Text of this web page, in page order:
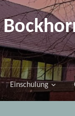
Einschulung